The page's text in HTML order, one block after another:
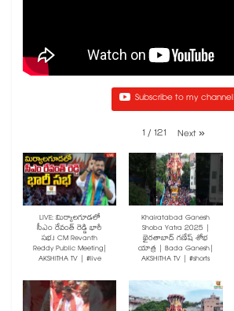
Subscribe to my channel
1 /121 Next»
LIVE: మిర్యాలగూడలో
సీఎం రేవంత్ రెడ్డి భారీ
సభ.! CM Revanth
Reddy Public Meeting|
AKSHITHA TV | #live
Khairatabad Ganesh
Shoba Yatra 2025 |
ఖైరతాబాద్ గణేష్ శోభ
యాత్ర | Bada Ganesh|
AKSHITHA TV | #shorts